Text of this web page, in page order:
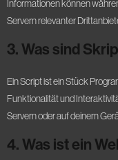
Informationen können
Servern relevanter
3. Was sind
Ein Script ist ein Stück
Funktionalität und
Servern oder auf deinem
4. Was ist ein